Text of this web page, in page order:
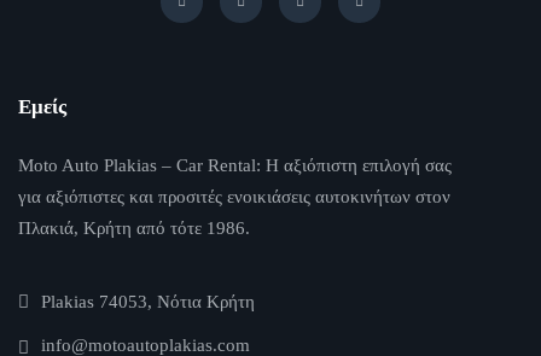
Εμείς
Moto Auto Plakias – Car Rental: Η αξιόπιστη επιλογή σας
για αξιόπιστες και προσιτές ενοικιάσεις αυτοκινήτων στον
Πλακιά, Κρήτη από τότε 1986.
Plakias 74053, Νότια Κρήτη
info@motoautoplakias.com